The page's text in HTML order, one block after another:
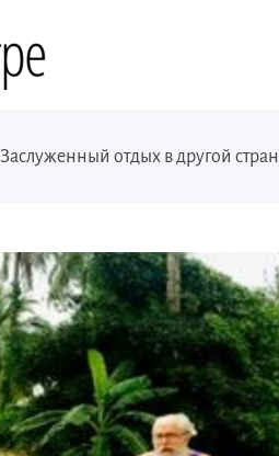
Заслуженный отдых в другой